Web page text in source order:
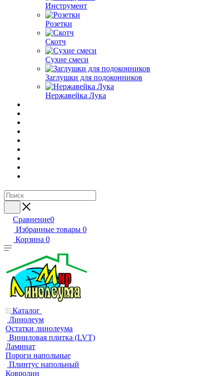
Инструмент
Розетки
Скотч
Сухие смеси
Заглушки для подоконников
Нержавейка Лука
Сравнение0
Избранные товары 0
Корзина 0
Каталог
Линолеум
Остатки линолеума
Виниловая плитка (LVT)
Ламинат
Пороги напольные
Плинтус напольный
Ковролин